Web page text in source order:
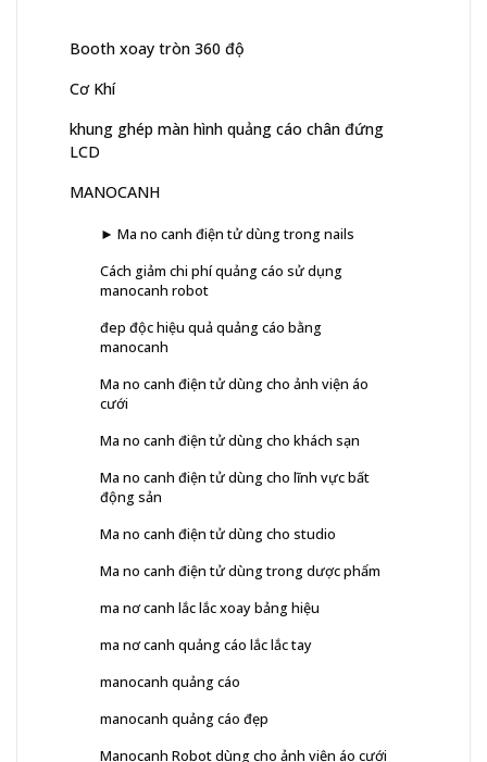
Booth xoay tròn 360 độ
Cơ Khí
khung ghép màn hình quảng cáo chân đứng
LCD
MANOCANH
► Ma no canh điện tử dùng trong nails
Cách giảm chi phí quảng cáo sử dụng
manocanh robot
đep độc hiệu quả quảng cáo bằng
manocanh
Ma no canh điện tử dùng cho ảnh viện áo
cưới
Ma no canh điện tử dùng cho khách sạn
Ma no canh điện tử dùng cho lĩnh vực bất
động sản
Ma no canh điện tử dùng cho studio
Ma no canh điện tử dùng trong dược phẩm
ma nơ canh lắc lắc xoay bảng hiệu
ma nơ canh quảng cáo lắc lắc tay
manocanh quảng cáo
manocanh quảng cáo đẹp
Manocanh Robot dùng cho ảnh viện áo cưới